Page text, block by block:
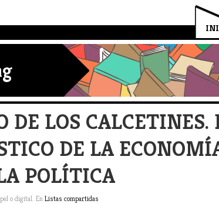
DE LOS CALCETINES.
DE LA
POLÍTICA
o digital. EnListas compartidas